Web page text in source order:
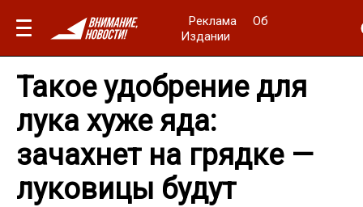
Реклама
Об
Издании
Такое удобрение для
лука хуже яда:
зачахнет на грядке —
луковицы будут